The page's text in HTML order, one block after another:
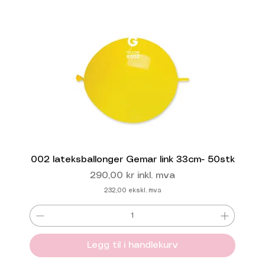
002 lateksballonger Gemar link 33cm- 50stk
Pris
290,00 kr inkl. mva
232,00 ekskl. mva
Legg til i handlekurv